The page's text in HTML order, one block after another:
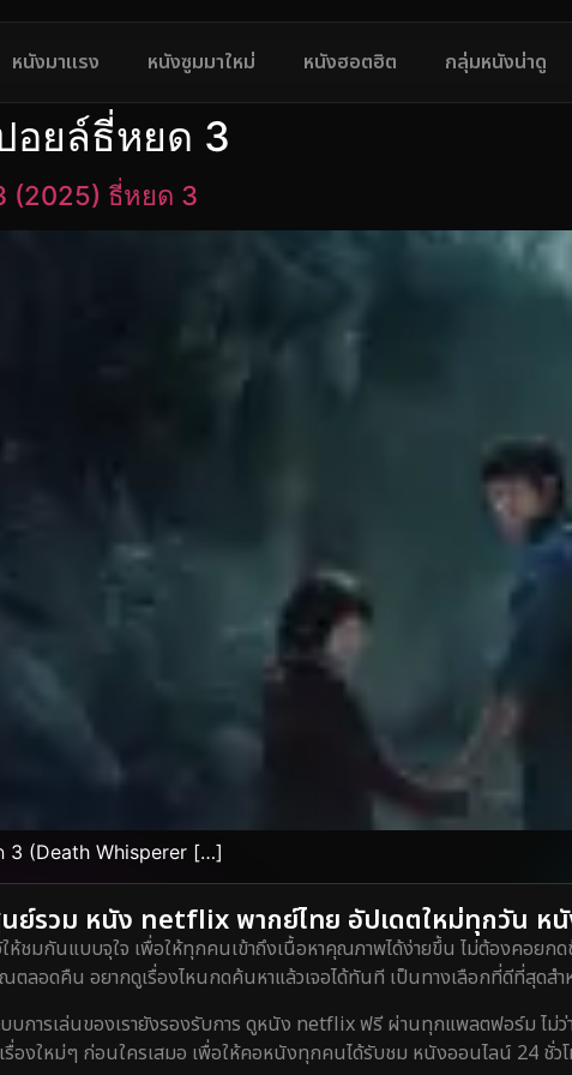
หนังมาแรง หนังซูมมาใหม่ หนังฮอตฮิต กลุ่มหนังน่าดู
อยล์ธี่หยด 3
(2025) ธี่หยด 3
3 (Death Whisperer […]
ย์รวม หนัง netflix พากย์ไทย อัปเดตใหม่ทุกวัน ห
ชมกันแบบจุใจ เพื่อให้ทุกคนเข้าถึงเนื้อหาคุณภาพได้ง่ายขึ้น ไม่ต้องคอยก
ตลอดคืน อยากดูเรื่องไหนกดค้นหาแล้วเจอได้ทันที เป็นทางเลือกที่ดีที่สุด
บบการเล่นของเรายังรองรับการ ดูหนัง netflix ฟรี ผ่านทุกแพลตฟอร์ม ไ
เรื่องใหม่ๆ ก่อนใครเสมอ เพื่อให้คอหนังทุกคนได้รับชม หนังออนไลน์ 24 ชั่